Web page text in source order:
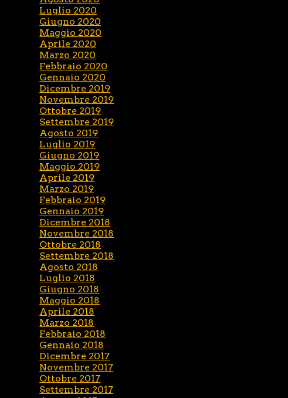
Luglio 2020
Giugno 2020
Maggio 2020
Aprile 2020
Marzo 2020
Febbraio 2020
Gennaio 2020
Dicembre 2019
Novembre 2019
Ottobre 2019
Settembre 2019
Agosto 2019
Luglio 2019
Giugno 2019
Maggio 2019
Aprile 2019
Marzo 2019
Febbraio 2019
Gennaio 2019
Dicembre 2018
Novembre 2018
Ottobre 2018
Settembre 2018
Agosto 2018
Luglio 2018
Giugno 2018
Maggio 2018
Aprile 2018
Marzo 2018
Febbraio 2018
Gennaio 2018
Dicembre 2017
Novembre 2017
Ottobre 2017
Settembre 2017